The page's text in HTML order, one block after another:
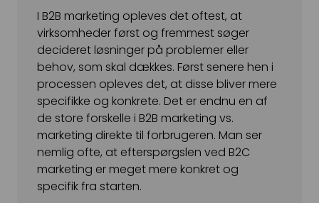
I B2B marketing opleves det oftest, at
virksomheder først og fremmest søger
decideret løsninger på problemer eller
behov, som skal dækkes. Først senere hen i
processen opleves det, at disse bliver mere
specifikke og konkrete. Det er endnu en af
de store forskelle i B2B marketing vs.
marketing direkte til forbrugeren. Man ser
nemlig ofte, at efterspørgslen ved B2C
marketing er meget mere konkret og
specifik fra starten.